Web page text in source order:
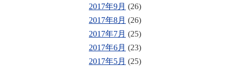
2017年9月 (26)
2017年8月 (26)
2017年7月 (25)
2017年6月 (23)
2017年5月 (25)